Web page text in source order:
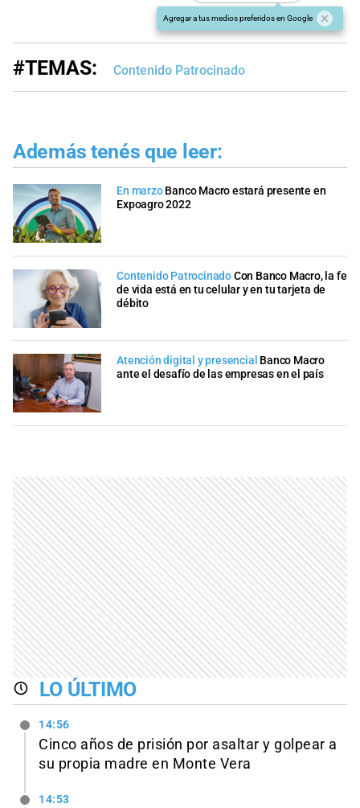
Agregar a tus medios preferidos en Google
#TEMAS: Contenido Patrocinado
Además tenés que leer:
En marzo Banco Macro estará presente en
Expoagro 2022
Contenido PatrocinadoCon Banco Macro, la fe
de vida está en tu celular y en tu tarjeta de
débito
Atención digital y presencial Banco Macro
ante el desafío de las empresas en el país
LO ÚLTIMO
14:56
Cinco años de prisión por asaltar y golpear a
su propia madre en Monte Vera
14:53